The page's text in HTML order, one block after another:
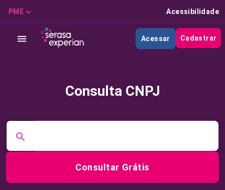
PME Acessibilidade
Acessar Cadastrar
Consulta CNPJ
Consultar Grátis